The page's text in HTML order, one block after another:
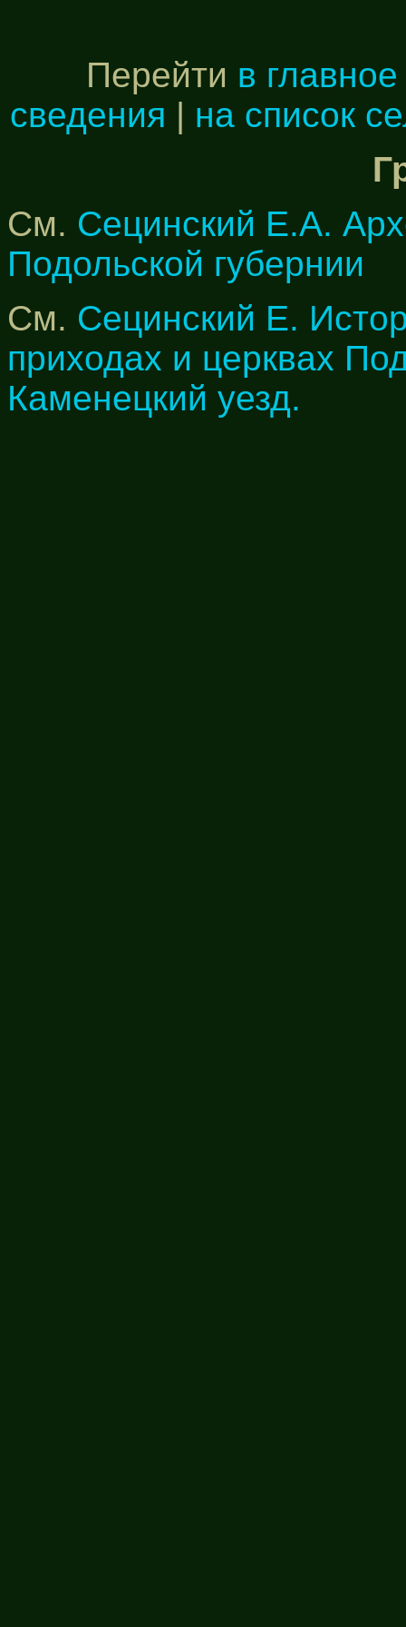
Перейти в
сведения | на список
См. Сецинский Е.А.
Подольской губернии
См. Сецинский Е.
приходах и церквах
Каменецкий уезд.